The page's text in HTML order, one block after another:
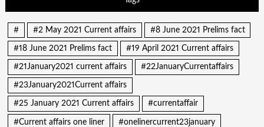
# #2 May 2021 Current affairs #8 June 2021 Prelims fact
#18 June 2021 Prelims fact #19 April 2021 Current affairs
#21January2021 current affairs #22JanuaryCurrentaffairs
#23January2021Current affairs
#25 January 2021 Current affairs #currentaffair
#Current affairs one liner #onelinercurrent23january